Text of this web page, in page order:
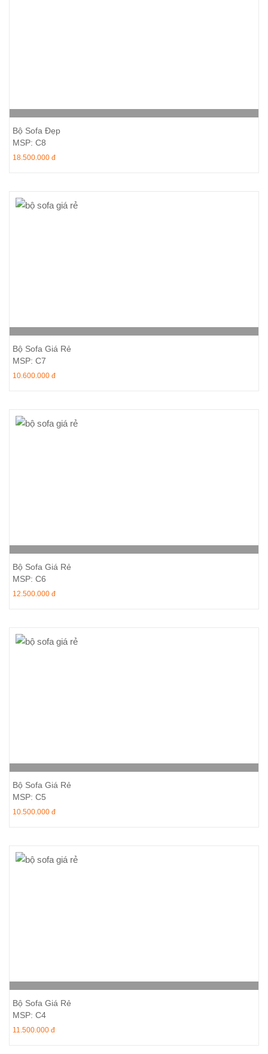
Bộ Sofa Đẹp
MSP: C8
18.500.000 đ
Bộ Sofa Giá Rẻ
MSP: C7
10.600.000 đ
Bộ Sofa Giá Rẻ
MSP: C6
12.500.000 đ
Bộ Sofa Giá Rẻ
MSP: C5
10.500.000 đ
Bộ Sofa Giá Rẻ
MSP: C4
11.500.000 đ